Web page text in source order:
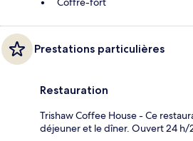
Prestations particulières
Restauration
Trishaw Coffee House - Ce
déjeuner et le dîner. Ouvert 24 h/